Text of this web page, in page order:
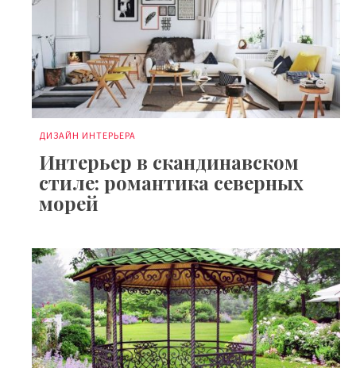
ДИЗАЙН ИНТЕРЬЕРА
Интерьер в скандинавском
стиле: романтика северных
морей